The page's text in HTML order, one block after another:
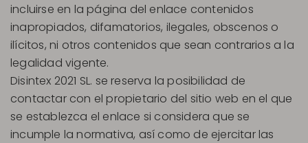
incluirse en la página del enlace contenidos
inapropiados, difamatorios, ilegales, obscenos o
ilícitos, ni otros contenidos que sean contrarios a la
legalidad vigente.
Disintex 2021 SL. se reserva la posibilidad de
contactar con el propietario del sitio web en el que
se establezca el enlace si considera que se
incumple la normativa, así como de ejercitar las